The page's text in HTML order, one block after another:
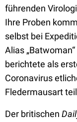
führenden
Ihre Proben
selbst bei
Alias
berichtete als
Coronavirus
Fledermausart
Der britischen